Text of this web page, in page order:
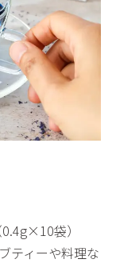
袋）
ティーや料理な